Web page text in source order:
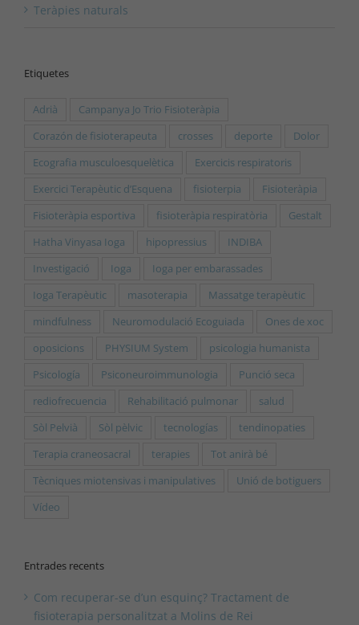
Teràpies naturals
Etiquetes
Adrià
Campanya Jo Trio Fisioteràpia
Corazón de fisioterapeuta
crosses deporte
Dolor
Ecografia musculoesquelètica
Exercicis respiratoris
Exercici Terapèutic d’Esquena
fisioterpia
Fisioteràpia
Fisioteràpia esportiva
fisioteràpia respiratòria
Gestalt
Hatha Vinyasa Ioga
hipopressius
INDIBA
Investigació
Ioga
Ioga per embarassades
Ioga Terapèutic
masoterapia
Massatge terapèutic
mindfulness
Neuromodulació Ecoguiada
Ones de xoc
oposicions
PHYSIUM System
psicologia humanista
Psicología
Psiconeuroimmunologia
Punció seca
rediofrecuencia
Rehabilitació pulmonar
salud
Sòl Pelvià
Sòl pèlvic tecnologías
tendinopaties
Terapia craneosacral
terapies
Tot anirà bé
Tècniques miotensivas i manipulatives
Unió de botiguers
Vídeo
Entrades recents
Com recuperar-se d’un esquinç? Tractament de
fisioterapia personalitzat a Molins de Rei